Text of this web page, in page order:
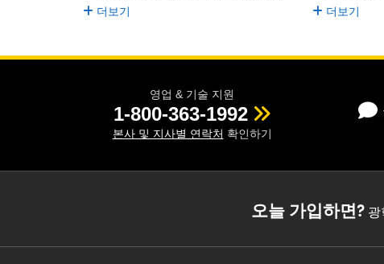
더보기
더보기
영업 & 기술 지원
1-800-363-1992
본사 및 지사별 연락처 확인하기
오늘 가입하면?광